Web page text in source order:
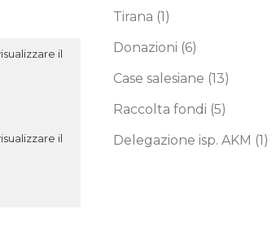
il
il
Tirana (1)
Donazioni (6)
Case salesiane (13)
Raccolta fondi (5)
Delegazione isp. AKM (1)